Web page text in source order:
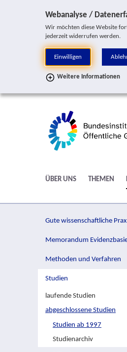
Webanalyse /
Wir möchten diese Website
jederzeit widerrufen werden.
Einwilligen
Weitere Informationen
ÜBER UNS THEMEN
Gute wissenschaftliche
Memorandum
Methoden und Verfahren
Studien
laufende Studien
abgeschlossene Studien
Studien ab 1997
Studienarchiv